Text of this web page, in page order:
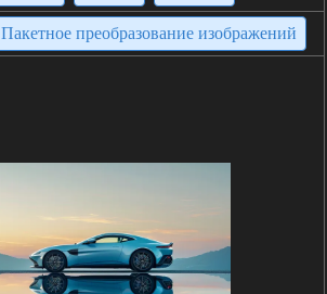
Пакетное преобразование изображений